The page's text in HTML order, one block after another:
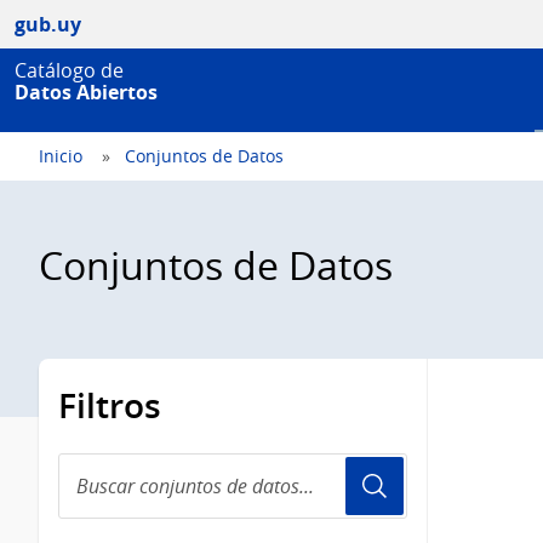
gub.uy
Catálogo de
Datos Abiertos
Inicio Conjuntos de Datos
Conjuntos de Datos
Filtros
conjuntos
de